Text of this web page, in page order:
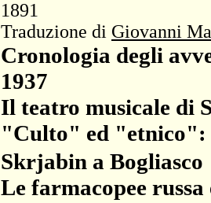
1891
Traduzione di Giovanni
Cronologia degli
1937
Il teatro musicale di
"Culto" ed "etnico":
Skrjabin a Bogliasco
Le farmacopee